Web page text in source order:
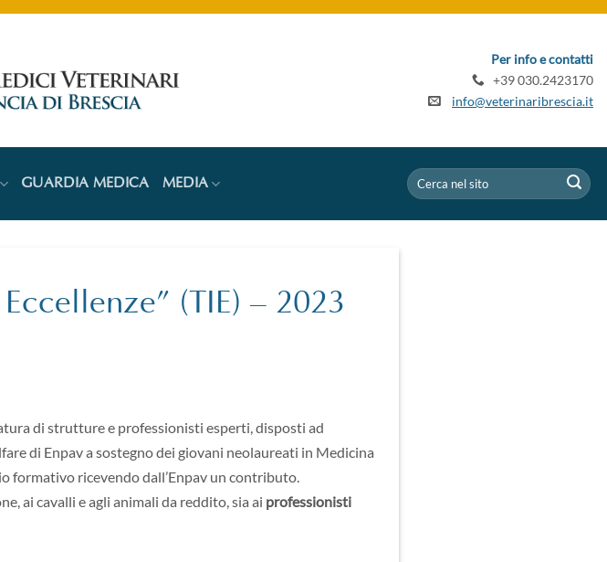
Per info e contatti
+39 030.2423170
info@veterinaribrescia.it
GUARDIA MEDICA MEDIA
(TIE) – 2023
di strutture e professionisti esperti, disposti ad
di Enpav a sostegno dei giovani neolaureati in Medicina
formativo ricevendo dall’Enpav un contributo.
ai cavalli e agli animali da reddito, sia ai professionisti